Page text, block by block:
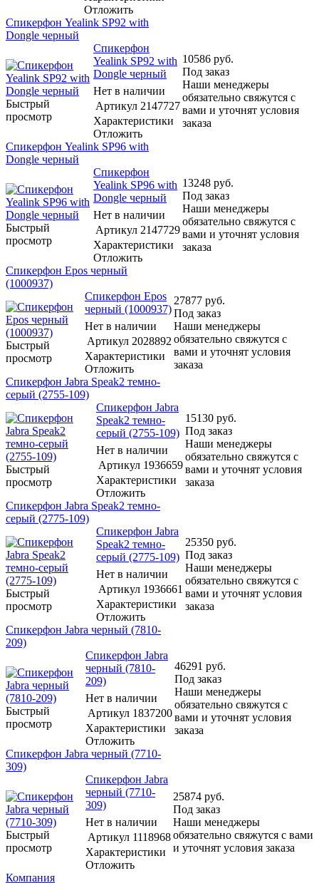
Отложить
Спикерфон Yealink SP92 with
Dongle черный
Быстрый
просмотр
Спикерфон
Yealink SP92 with
Dongle черный
Нет в наличии
Артикул 2147727
Характеристики
Отложить
10586 руб.
Под заказ
Наши менеджеры
обязательно свяжутся с
вами и уточнят условия
заказа
Спикерфон Yealink SP96 with
Dongle черный
Быстрый
просмотр
Спикерфон
Yealink SP96 with
Dongle черный
Нет в наличии
Артикул 2147729
Характеристики
Отложить
13248 руб.
Под заказ
Наши менеджеры
обязательно свяжутся с
вами и уточнят условия
заказа
Спикерфон Epos черный
(1000937)
Быстрый
просмотр
Спикерфон Epos
черный (1000937)
Нет в наличии
Артикул 2028892
Характеристики
Отложить
27877 руб.
Под заказ
Наши менеджеры
обязательно свяжутся с
вами и уточнят условия
заказа
Спикерфон Jabra Speak2 темно-
серый (2755-109)
Быстрый
просмотр
Спикерфон Jabra
Speak2 темно-
серый (2755-109)
Нет в наличии
Артикул 1936659
Характеристики
Отложить
15130 руб.
Под заказ
Наши менеджеры
обязательно свяжутся с
вами и уточнят условия
заказа
Спикерфон Jabra Speak2 темно-
серый (2775-109)
Быстрый
просмотр
Спикерфон Jabra
Speak2 темно-
серый (2775-109)
Нет в наличии
Артикул 1936661
Характеристики
Отложить
25350 руб.
Под заказ
Наши менеджеры
обязательно свяжутся с
вами и уточнят условия
заказа
Спикерфон Jabra черный (7810-
209)
Быстрый
просмотр
Спикерфон Jabra
черный (7810-
209)
Нет в наличии
Артикул 1837200
Характеристики
Отложить
46291 руб.
Под заказ
Наши менеджеры
обязательно свяжутся с
вами и уточнят условия
заказа
Спикерфон Jabra черный (7710-
309)
Быстрый
просмотр
Спикерфон Jabra
черный (7710-
309)
Нет в наличии
Артикул 1118968
Характеристики
Отложить
25874 руб.
Под заказ
Наши менеджеры
обязательно свяжутся с вами
и уточнят условия заказа
Компания